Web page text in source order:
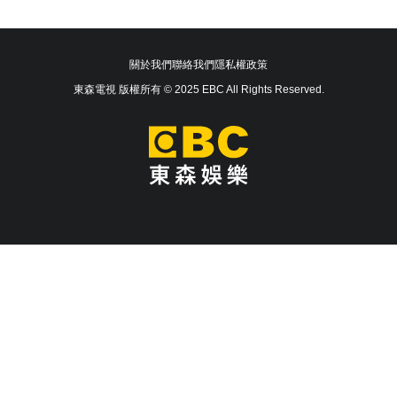
關於我們聯絡我們隱私權政策
東森電視 版權所有 © 2025 EBC All Rights Reserved.